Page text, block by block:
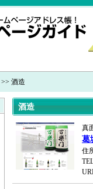
>> 酒造
酒造
真
葛
住